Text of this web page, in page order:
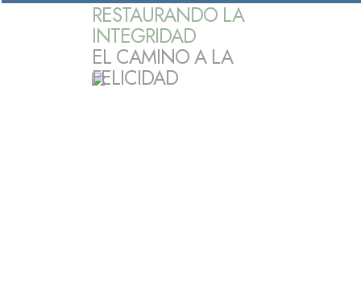
RESTAURANDO LA
INTEGRIDAD
EL CAMINO A LA
FELICIDAD